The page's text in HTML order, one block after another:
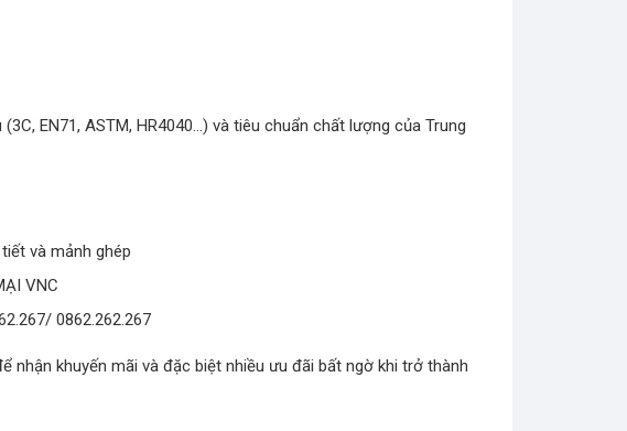
EN71, ASTM, HR4040…) và tiêu chuẩn chất lượng của Trung
và mảnh ghép
VNC
0862.262.267
nhận khuyến mãi và đặc biệt nhiều ưu đãi bất ngờ khi trở thành